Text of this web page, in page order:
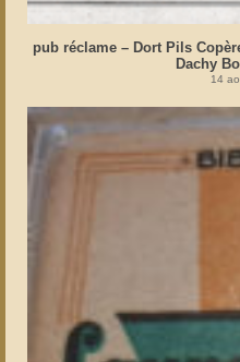
pub réclame – Dort Pils
Dachy
14